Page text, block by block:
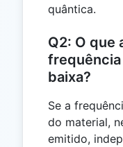
quântica.
Q2: O que
baixa?
Se a
do material,
emitido,